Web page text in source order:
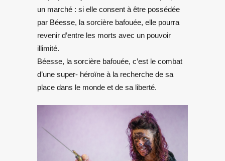
un marché : si elle consent à être possédée
par Béesse, la sorcière bafouée, elle pourra
revenir d’entre les morts avec un pouvoir
illimité.
Béesse, la sorcière bafouée, c’est le combat
d’une super- héroïne à la recherche de sa
place dans le monde et de sa liberté.